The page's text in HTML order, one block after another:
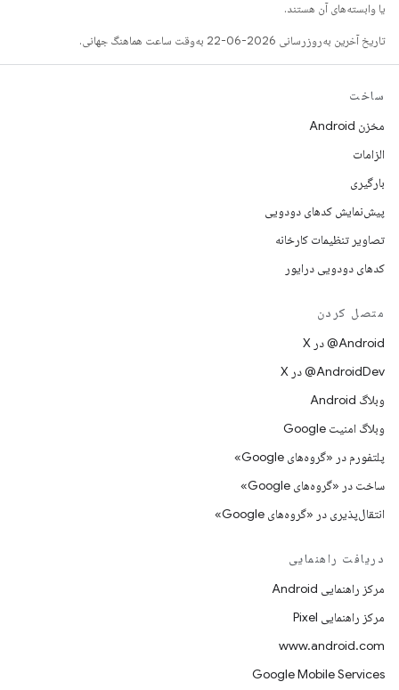
یا وابسته‌های آن هستند.
تاریخ آخرین به‌روزرسانی 2026-06-22 به‌وقت ساعت هماهنگ جهانی.
ساخت
مخزن Android
الزامات
بارگیری
پیش‌نمایش کدهای دودویی
تصاویر تنظیمات کارخانه
کدهای دودویی درایور
متصل کردن
‫‎@Android در X
‫‎@AndroidDev در X
وبلاگ Android
وبلاگ امنیت Google
پلتفورم در «گروه‌های Google»
ساخت در «گروه‌های Google»
انتقال‌پذیری در «گروه‌های Google»
دریافت راهنمایی
مرکز راهنمایی Android
مرکز راهنمایی Pixel
www.android.com
Google Mobile Services